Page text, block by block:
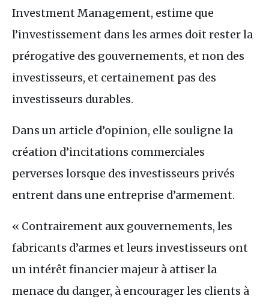
Investment Management, estime que
l’investissement dans les armes doit rester la
prérogative des gouvernements, et non des
investisseurs, et certainement pas des
investisseurs durables.
Dans un article d’opinion, elle souligne la
création d’incitations commerciales
perverses lorsque des investisseurs privés
entrent dans une entreprise d’armement.
« Contrairement aux gouvernements, les
fabricants d’armes et leurs investisseurs ont
un intérêt financier majeur à attiser la
menace du danger, à encourager les clients à